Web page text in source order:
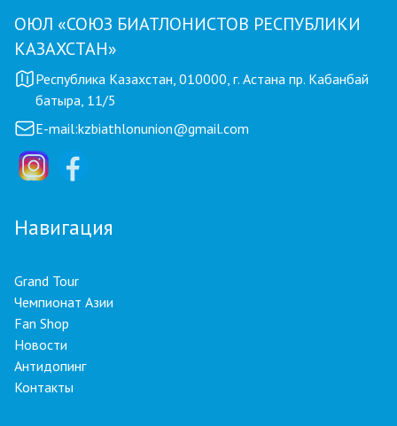
ОЮЛ «СОЮЗ БИАТЛОНИСТОВ РЕСПУБЛИКИ
КАЗАХСТАН»
Республика Казахстан, 010000, г. Астана пр. Кабанбай
батыра, 11/5
E-mail:kzbiathlonunion@gmail.com
Навигация
Grand Tour
Чемпионат Азии
Fan Shop
Новости
Антидопинг
Контакты